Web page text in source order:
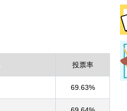
投票率
69.63%